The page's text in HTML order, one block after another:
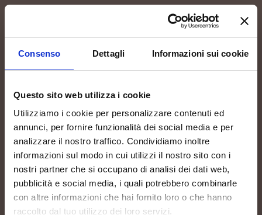
Consenso Dettagli Informazioni sui cookie
Questo sito web utilizza i cookie
Utilizziamo i cookie per personalizzare contenuti ed
annunci, per fornire funzionalità dei social media e per
analizzare il nostro traffico. Condividiamo inoltre
informazioni sul modo in cui utilizzi il nostro sito con i
nostri partner che si occupano di analisi dei dati web,
pubblicità e social media, i quali potrebbero combinarle
con altre informazioni che hai fornito loro o che hanno
raccolto dal tuo utilizzo dei loro servizi.
more_vert
MENU
Email:info@torrerosazza.com
Località Poggiobello, 12
IG:@torrerosazza.
FB:@torrerosazza.
Area of Origin